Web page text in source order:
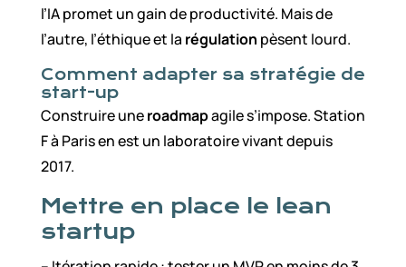
l’IA promet un gain de productivité. Mais de
l’autre, l’éthique et la régulation pèsent lourd.
Comment adapter sa stratégie de
start-up
Construire uneroadmapagile s’impose. Station
F à Paris en est un laboratoire vivant depuis
2017.
Mettre en place le lean
startup